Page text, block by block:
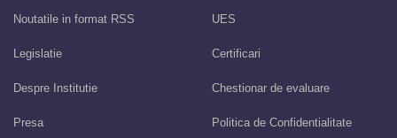
Noutatile in format RSS
Legislatie
Despre Institutie
Presa
UES
Certificari
Chestionar de evaluare
Politica de Confidentialitate